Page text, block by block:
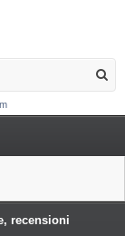
a
recensioni